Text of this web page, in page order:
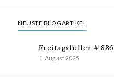
NEUSTE BLOGARTIKEL
Freitagsfüller # 836
1. August 2025